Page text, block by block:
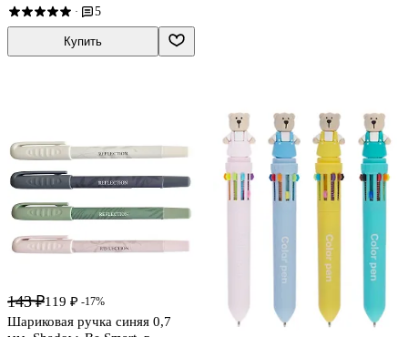
· 5
Купить
143 ₽119 ₽ -17%
Шариковая ручка синяя 0,7